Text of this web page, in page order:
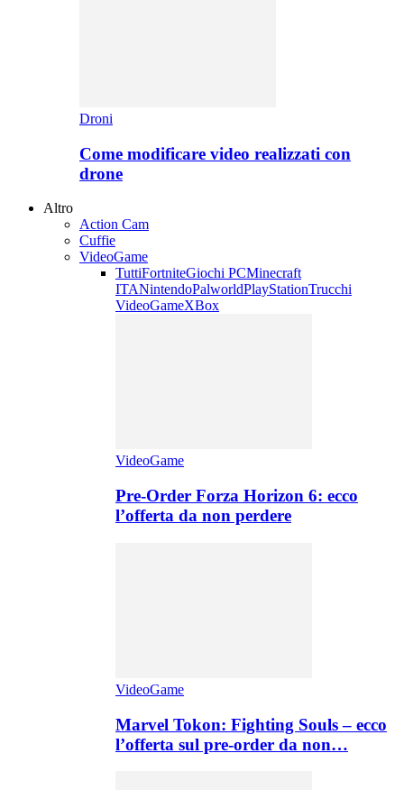
Droni
Come modificare video realizzati con
drone
Altro
Action Cam
Cuffie
VideoGame
TuttiFortniteGiochi PCMinecraft
ITANintendoPalworldPlayStationTrucchi
VideoGameXBox
VideoGame
Pre-Order Forza Horizon 6: ecco
l’offerta da non perdere
VideoGame
Marvel Tokon: Fighting Souls – ecco
l’offerta sul pre-order da non…